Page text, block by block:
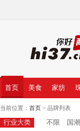
首页 美食 家纺
当前位置： 首页 > 品牌列表
行业大类 不限 国